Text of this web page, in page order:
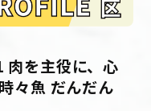
肉を主役に、心
々魚 だんだん